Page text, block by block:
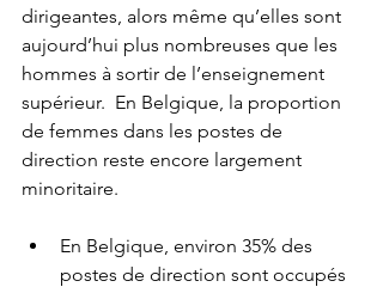
dirigeantes, alors même qu’elles sont
aujourd’hui plus nombreuses que les
hommes à sortir de l’enseignement
supérieur.  En Belgique, la proportion
de femmes dans les postes de
direction reste encore largement
minoritaire.
En Belgique, environ 35% des
postes de direction sont occupés